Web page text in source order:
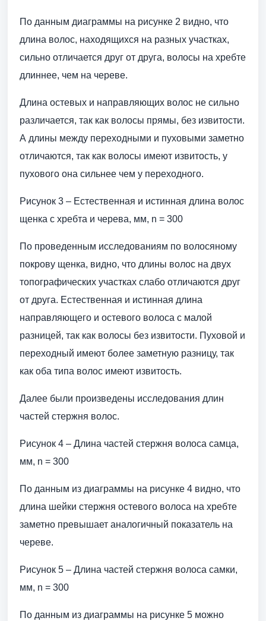
По данным диаграммы на рисунке 2 видно, что
длина волос, находящихся на разных участках,
сильно отличается друг от друга, волосы на хребте
длиннее, чем на череве.
Длина остевых и направляющих волос не сильно
различается, так как волосы прямы, без извитости.
А длины между переходными и пуховыми заметно
отличаются, так как волосы имеют извитость, у
пухового она сильнее чем у переходного.
Рисунок 3 – Естественная и истинная длина волос
щенка с хребта и черева, мм, n = 300
По проведенным исследованиям по волосяному
покрову щенка, видно, что длины волос на двух
топографических участках слабо отличаются друг
от друга. Естественная и истинная длина
направляющего и остевого волоса с малой
разницей, так как волосы без извитости. Пуховой и
переходный имеют более заметную разницу, так
как оба типа волос имеют извитость.
Далее были произведены исследования длин
частей стержня волос.
Рисунок 4 – Длина частей стержня волоса самца,
мм, n = 300
По данным из диаграммы на рисунке 4 видно, что
длина шейки стержня остевого волоса на хребте
заметно превышает аналогичный показатель на
череве.
Рисунок 5 – Длина частей стержня волоса самки,
мм, n = 300
По данным из диаграммы на рисунке 5 можно